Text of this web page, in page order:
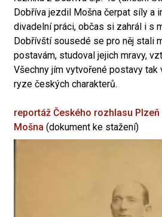
Dobříva jezdil Mošna čerpat síly a
divadelní práci, občas si zahrál i s
Dobřívští sousedé se pro něj stali
postavám, studoval jejich mravy,
Všechny jím vytvořené postavy
ryze českých charakterů.
reportáž Českého rozhlasu Plzeň
Mošna (dokument ke stažení)